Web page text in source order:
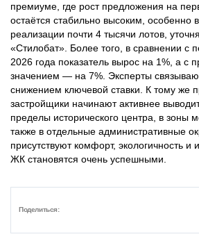
премиуме, где рост предложения на
остаётся стабильно высоким, особенно
реализации почти 4 тысячи лотов,
«Стилобат». Более того, в сравнении с
2026 года показатель вырос на 1%, а с
значением — на 7%. Эксперты
снижением ключевой ставки. К тому же
застройщики начинают активнее
пределы исторического центра, в
также в отдельные административные
присутствуют комфорт, экологичность и
ЖК становятся очень успешными.
Поделиться: